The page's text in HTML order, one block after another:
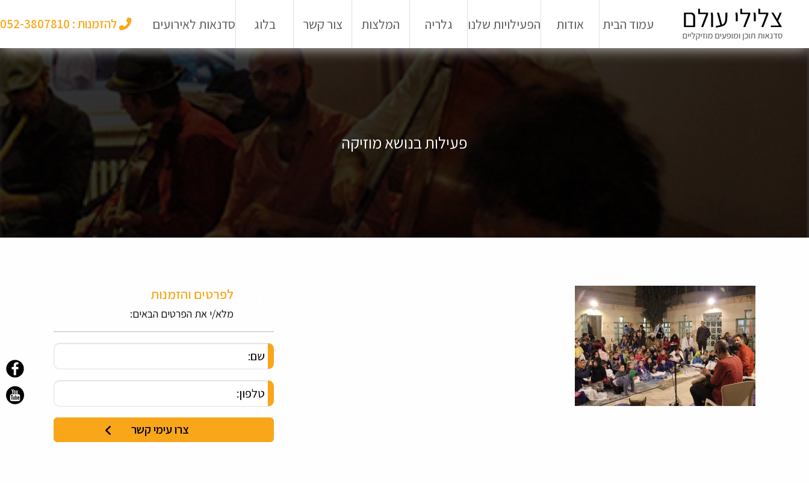
עמוד הבית אודות הפעילויות שלנו גלריה המלצות צור קשר בלוג סדנאות לאירועים להזמנות :
פעילות בנושא מוזיקה
לפרטים והזמנות
מלא/י את הפרטים הבאים: